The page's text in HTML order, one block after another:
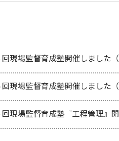
現場監督育成塾開催しました
現場監督育成塾開催しました
現場監督育成塾『工程管理』